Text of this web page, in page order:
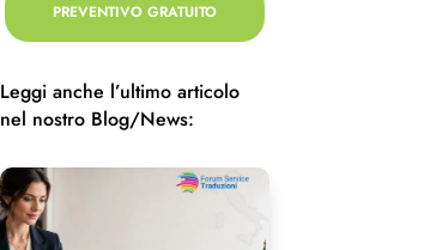
PREVENTIVO GRATUITO
Leggi anche l’ultimo articolo
nel nostro Blog/News: